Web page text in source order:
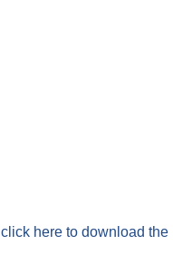
click here to download the